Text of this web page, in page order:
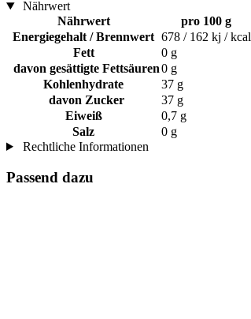
Nährwert
Nährwert
pro 100 g
Energiegehalt / Brennwert 678 / 162 kj / kcal
Fett
0 g
davon gesättigte Fettsäuren0 g
Kohlenhydrate
37 g
davon Zucker
37 g
Eiweiß
0,7 g
Salz
0 g
Rechtliche Informationen
Passend dazu